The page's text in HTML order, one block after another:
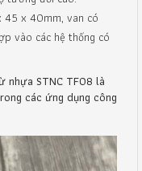
45 x 40mm, van có
vào các hệ thống có
nhựa STNC TF08 là
các ứng dụng công